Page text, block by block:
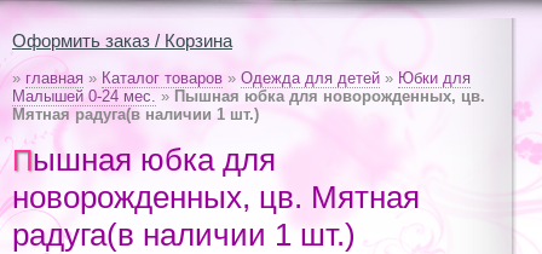
Оформить заказ / Корзина
» главная » Каталог товаров » Одежда для детей » Юбки для
Малышей 0-24 мес. » Пышная юбка для новорожденных, цв.
Мятная радуга(в наличии 1 шт.)
Пышная юбка для
новорожденных, цв. Мятная
радуга(в наличии 1 шт.)